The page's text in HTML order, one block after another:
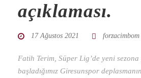
açıklaması.
17 Ağustos 2021 forzacimbom
Fatih Terim, Süper Lig’de yeni
başladığımız Giresunspor